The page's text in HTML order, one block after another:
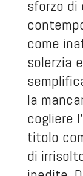
sforzo di
come
solerzia
la
cogliere
titolo
di